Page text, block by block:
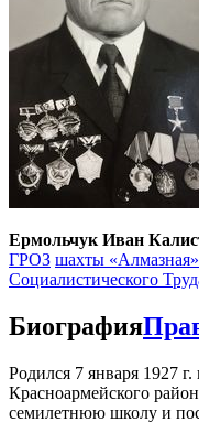
Ермольчук Иван
ГРОЗ шахты «Алмазная»
Социалистического
Биография
Родился 7 января 1927
Красноармейского
семилетнюю школу и